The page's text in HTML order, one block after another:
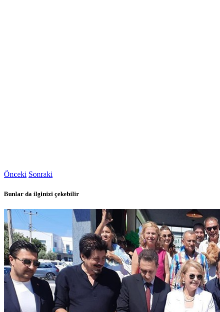
Önceki Sonraki
Bunlar da ilginizi çekebilir